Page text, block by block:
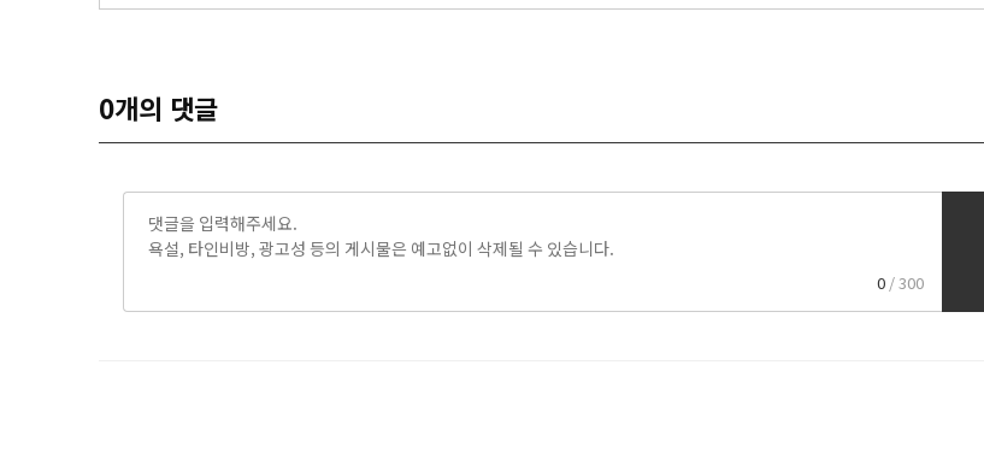
0개의 댓글
0 / 300